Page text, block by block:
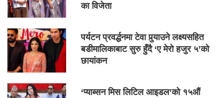
का विजेता
पर्यटन प्रवर्द्धनमा टेवा पुर्‍याउने लक्ष्यसहित
बडीमालिकाबाट सुरु हुँदै ‘ए मेरो हजुर ५’को
छायांकन
‘प्याब्सन मिस लिटिल आइडल’को १५औं